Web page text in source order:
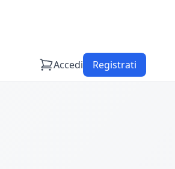
Accedi Registrati